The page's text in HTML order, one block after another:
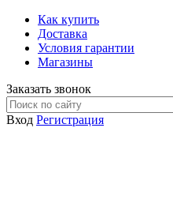
Как купить
Доставка
Условия гарантии
Магазины
Заказать звонок
Вход Регистрация